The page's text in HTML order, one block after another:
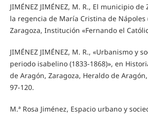
JIMÉNEZ JIMÉNEZ, M. R., El municipio
la regencia de María Cristina de Nápoles
Zaragoza, Institución «Fernando el
JIMÉNEZ JIMÉNEZ, M. R., «Urbanismo y
periodo isabelino (1833-1868)», en
de Aragón, Zaragoza, Heraldo de
97-120.
M.ª Rosa Jiménez, Espacio urbano y